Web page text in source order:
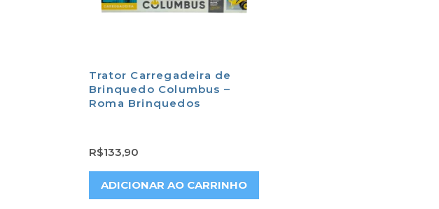
Trator Carregadeira de
Brinquedo Columbus –
Roma Brinquedos
R$133,90
ADICIONAR AO CARRINHO